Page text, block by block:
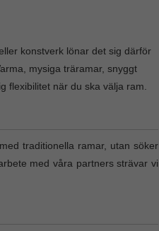
konstverk lönar det sig därför
mysiga träramar, snyggt
flexibilitet när du ska välja ram.
traditionella ramar, utan söker
med våra partners strävar vi